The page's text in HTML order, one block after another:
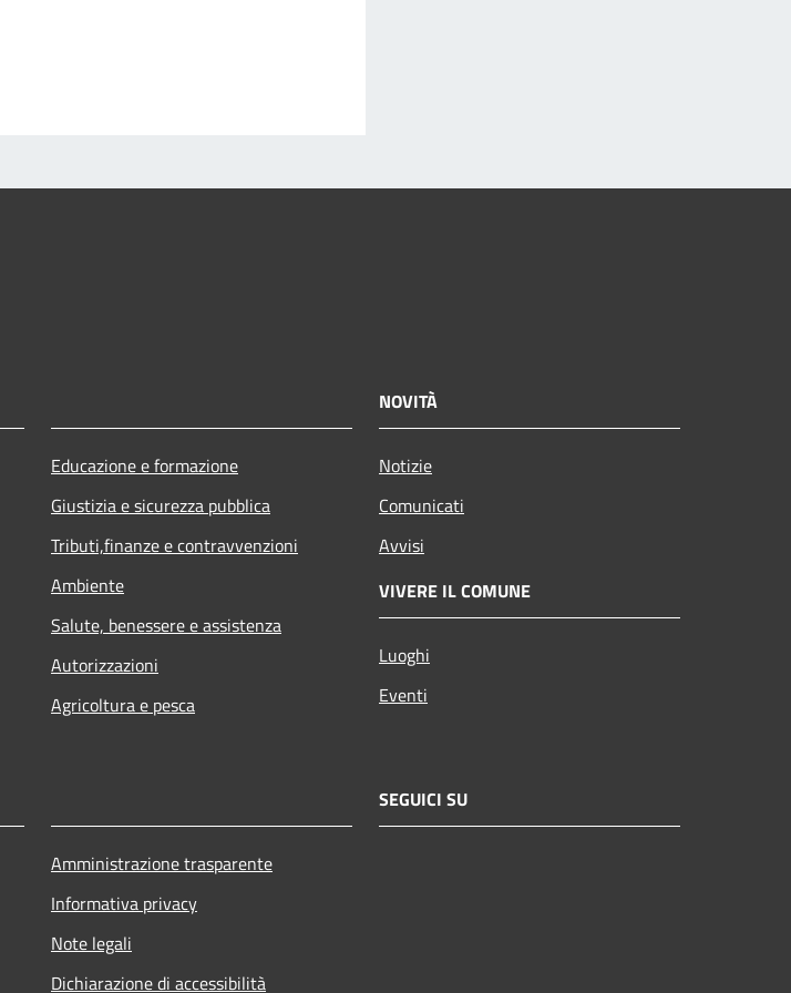
Educazione e formazione
Giustizia e sicurezza pubblica
Tributi,finanze e contravvenzioni
Ambiente
Salute, benessere e assistenza
Autorizzazioni
Agricoltura e pesca
NOVITÀ
Notizie
Comunicati
Avvisi
VIVERE IL COMUNE
Luoghi
Eventi
Amministrazione trasparente
Informativa privacy
Note legali
Dichiarazione di accessibilità
SEGUICI SU